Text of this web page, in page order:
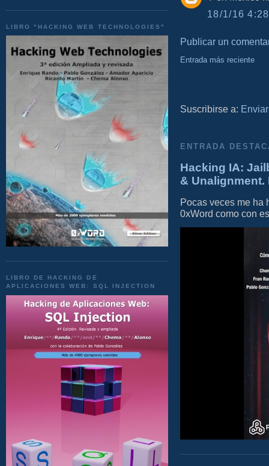
LIBRO "HACKING WEB TECHNOLOGIES"
LIBRO DE HACKING DE
APLICACIONES WEB: SQL INJECTION
18/1/16
Publicar un
Entrada más reciente
Suscribirse a:
ENTRADA
Hacking IA:
&
Pocas veces me ha
0xWord como con